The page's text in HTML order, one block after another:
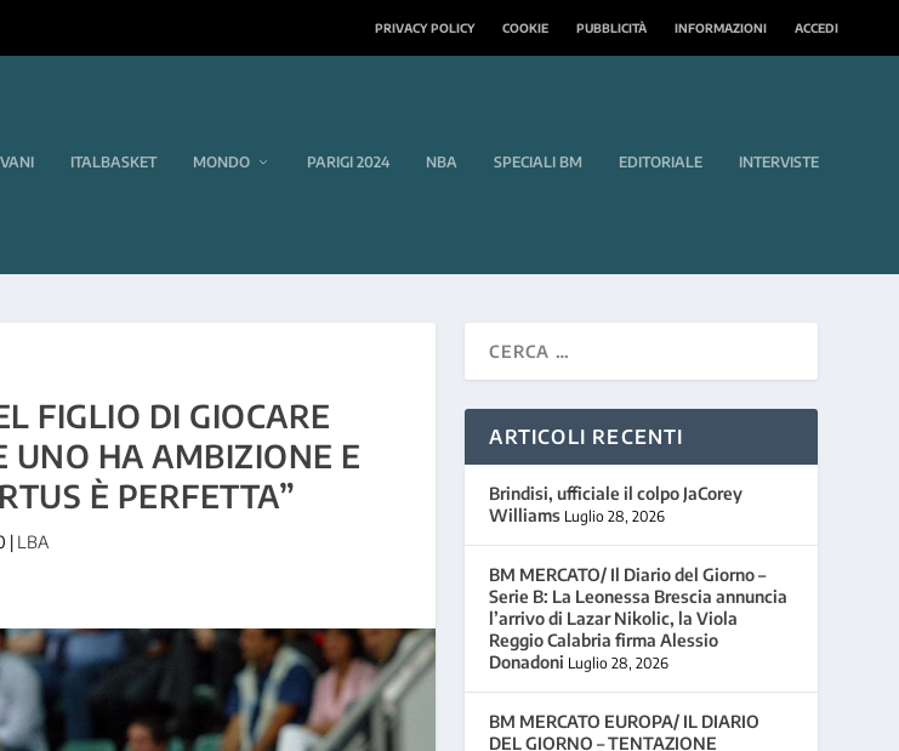
PRIVACY POLICY COOKIE PUBBLICITÀ INFORMAZIONI ACCEDI
ITALBASKET MONDO PARIGI 2024 NBA SPECIALI BM EDITORIALE INTERVISTE
FIGLIO DI GIOCARE
UNO HA AMBIZIONE E
È PERFETTA”
| LBA
ARTICOLI RECENTI
Brindisi, ufficiale il colpo JaCorey
Williams Luglio 28, 2026
BM MERCATO/ Il Diario del Giorno –
Serie B: La Leonessa Brescia annuncia
l’arrivo di Lazar Nikolic, la Viola
Reggio Calabria firma Alessio
Donadoni Luglio 28, 2026
BM MERCATO EUROPA/ IL DIARIO
DEL GIORNO – TENTAZIONE